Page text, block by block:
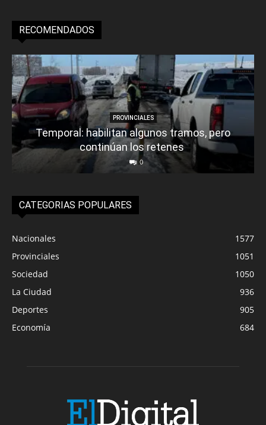
RECOMENDADOS
PROVINCIALES
Temporal: habilitan algunos tramos, pero
continúan los retenes
0
CATEGORIAS POPULARES
Nacionales
1577
Provinciales
1051
Sociedad
1050
La Ciudad
936
Deportes
905
Economía
684